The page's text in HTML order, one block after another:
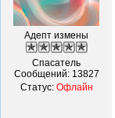
Адепт измены
Спасатель
Сообщений: 13827
Статус: Офлайн